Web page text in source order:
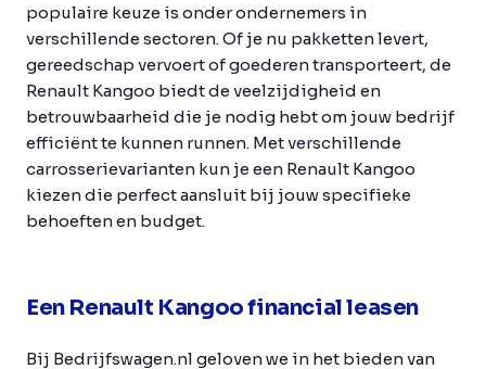
populaire keuze is onder ondernemers in
verschillende sectoren. Of je nu pakketten levert,
gereedschap vervoert of goederen transporteert, de
Renault Kangoo biedt de veelzijdigheid en
betrouwbaarheid die je nodig hebt om jouw bedrijf
efficiënt te kunnen runnen. Met verschillende
carrosserievarianten kun je een Renault Kangoo
kiezen die perfect aansluit bij jouw specifieke
behoeften en budget.
Een Renault Kangoo financial leasen
Bij Bedrijfswagen.nl geloven we in het bieden van